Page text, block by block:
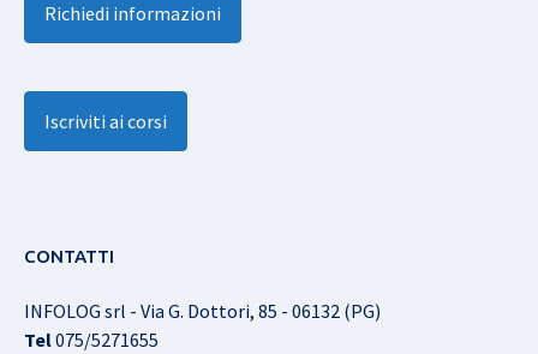
Richiedi informazioni
Iscriviti ai corsi
CONTATTI
INFOLOG srl - Via G. Dottori, 85 - 06132 (PG)
Tel075/5271655